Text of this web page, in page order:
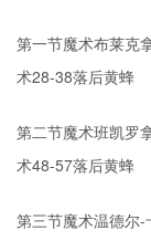
第一节魔术布莱克
术28-38落后黄蜂
第二节魔术班凯罗
术48-57落后黄蜂
第三节魔术温德尔-